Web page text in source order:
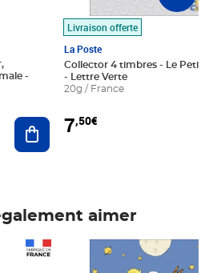
Ajouter au panier
Livraison offerte
La Poste
Collector 4 timbres - Le Petit
- Lettre Verte
20g / France
7,50€
aimer
Prix 7,50€